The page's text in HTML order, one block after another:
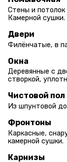
Стены и
Камерной
Двери
Филёнчатые, в
Окна
Деревянные с
створкой,
Чистовой пол
Из шпунтовой
Фронтоны
Каркасные,
камерной сушки.
Карнизы